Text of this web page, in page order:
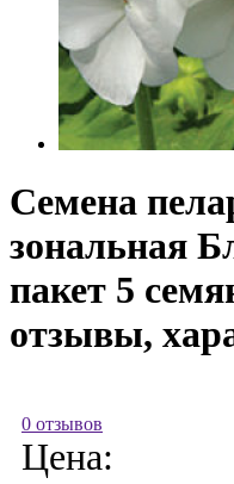
Семена
зональная
пакет 5
отзывы,
0 отзывов
Цена: